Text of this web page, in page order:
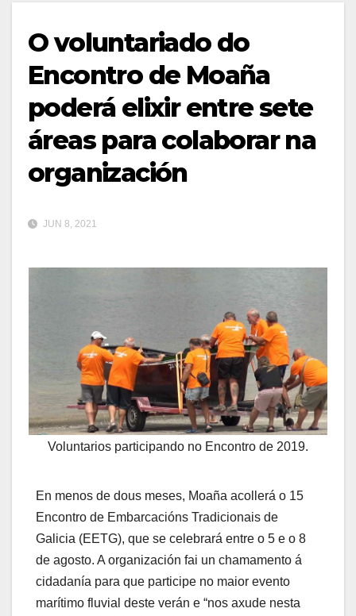
O voluntariado do
Encontro de Moaña
poderá elixir entre sete
áreas para colaborar na
organización
JUN 8, 2021
Voluntarios participando no Encontro de 2019.
En menos de dous meses, Moaña acollerá o 15
Encontro de Embarcacións Tradicionais de
Galicia (EETG), que se celebrará entre o 5 e o 8
de agosto. A organización fai un chamamento á
cidadanía para que participe no maior evento
marítimo fluvial deste verán e “nos axude nesta